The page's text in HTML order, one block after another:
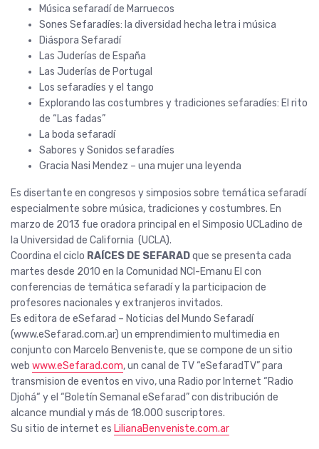
Música sefaradí de Marruecos
Sones Sefaradíes: la diversidad hecha letra i música
Diáspora Sefaradí
Las Juderías de España
Las Juderías de Portugal
Los sefaradíes y el tango
Explorando las costumbres y tradiciones sefaradíes: El rito
de “Las fadas”
La boda sefaradí
Sabores y Sonidos sefaradíes
Gracia Nasi Mendez – una mujer una leyenda
Es disertante en congresos y simposios sobre temática sefaradí
especialmente sobre música, tradiciones y costumbres. En
marzo de 2013 fue oradora principal en el Simposio UCLadino de
la Universidad de California (UCLA).
Coordina el ciclo RAÍCES DE SEFARADque se presenta cada
martes desde 2010 en la Comunidad NCI-Emanu El con
conferencias de temática sefaradí y la participacion de
profesores nacionales y extranjeros invitados.
Es editora de eSefarad – Noticias del Mundo Sefaradí
(www.eSefarad.com.ar) un emprendimiento multimedia en
conjunto con Marcelo Benveniste, que se compone de un sitio
web www.eSefarad.com, un canal de TV “eSefaradTV” para
transmision de eventos en vivo, una Radio por Internet “Radio
Djohá“ y el “Boletín Semanal eSefarad” con distribución de
alcance mundial y más de 18.000 suscriptores.
Su sitio de internet es LilianaBenveniste.com.ar